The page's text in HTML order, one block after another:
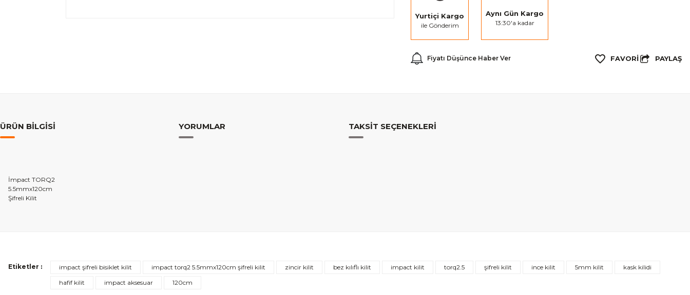
Yurtiçi Kargo
ile Gönderim
Aynı Gün Kargo
13:30'a kadar
Fiyatı Düşünce Haber Ver PAYLAŞ
ÜRÜN BILGISI YORUMLAR TAKSIT SEÇENEKLERI
İmpact TORQ2
5.5mmx120cm
Şifreli Kilit
Etiketler : impact şifreli bisiklet kilit impact torq2 5.5mmx120cm şifreli kilit zincir kilit bez kılıflı kilit impact kilit torq2.5 şifreli kilit ince kilit 5mm kilit
kask kilidi
hafif kilit
impact aksesuar 120cm